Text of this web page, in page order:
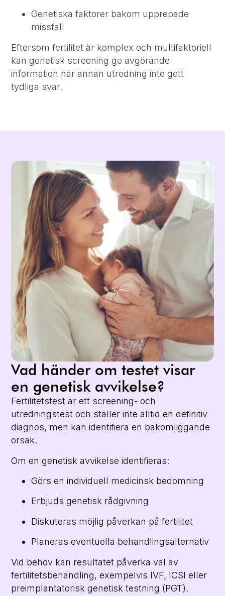
Genetiska faktorer bakom upprepade
missfall
Eftersom fertilitet är komplex och multifaktoriell
kan genetisk screening ge avgörande
information när annan utredning inte gett
tydliga svar.
Vad händer om testet visar
en genetisk avvikelse?
Fertilitetstest är ett screening- och
utredningstest och ställer inte alltid en definitiv
diagnos, men kan identifiera en bakomliggande
orsak.
Om en genetisk avvikelse identifieras:
Görs en individuell medicinsk bedömning
Erbjuds genetisk rådgivning
Diskuteras möjlig påverkan på fertilitet
Planeras eventuella behandlingsalternativ
Vid behov kan resultatet påverka val av
fertilitetsbehandling, exempelvis IVF, ICSI eller
preimplantatorisk genetisk testning (PGT).